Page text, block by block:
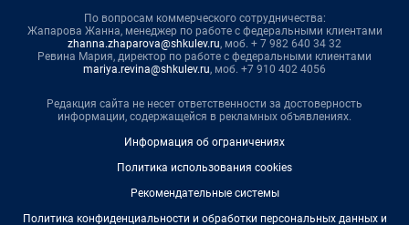
По вопросам коммерческого сотрудничества:
Жапарова Жанна, менеджер по работе с федеральными клиентами
zhanna.zhaparova@shkulev.ru, моб. + 7 982 640 34 32
Ревина Мария, директор по работе с федеральными клиентами
mariya.revina@shkulev.ru, моб. +7 910 402 4056
Редакция сайта не несет ответственности за достоверность
информации, содержащейся в рекламных объявлениях.
Информация об ограничениях
Политика использования cookies
Рекомендательные системы
Политика конфиденциальности и обработки персональных данных и